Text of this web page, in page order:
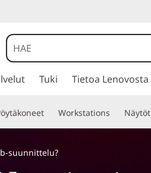
Tuki Tietoa Lenovosta
Workstations Näytöt
suunnittelu?